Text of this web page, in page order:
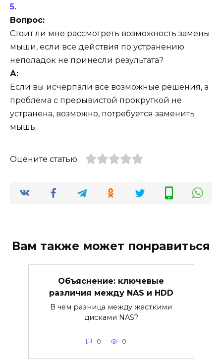
Вопрос:
Стоит ли мне рассмотреть возможность замены
мыши, если все действия по устранению
неполадок не принесли результата?
А:
Если вы исчерпали все возможные решения, а
проблема с прерывистой прокруткой не
устранена, возможно, потребуется заменить
мышь.
Оцените статью
Вам также может понравиться
Объяснение: ключевые
различия между NAS и HDD
В чем разница между жесткими
дисками NAS?
0 0